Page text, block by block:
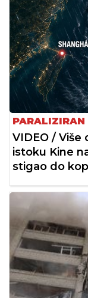
PARALIZIRAN
VIDEO / Više
istoku Kine
stigao do